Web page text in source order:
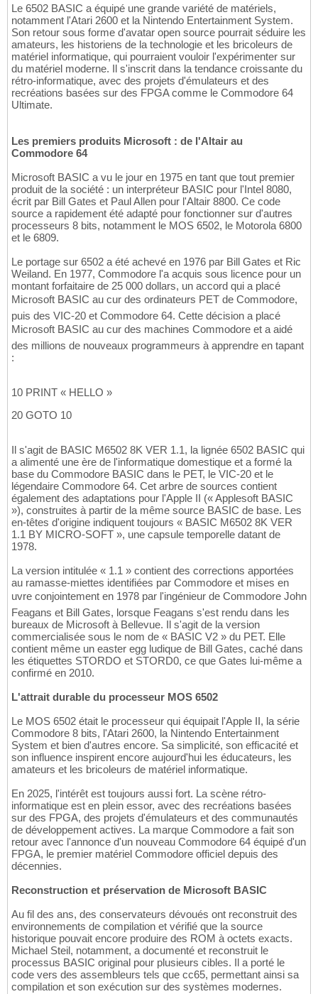
Le 6502 BASIC a équipé une grande variété de matériels,
notamment l'Atari 2600 et la Nintendo Entertainment System.
Son retour sous forme d'avatar open source pourrait séduire les
amateurs, les historiens de la technologie et les bricoleurs de
matériel informatique, qui pourraient vouloir l'expérimenter sur
du matériel moderne. Il s'inscrit dans la tendance croissante du
rétro-informatique, avec des projets d'émulateurs et des
recréations basées sur des FPGA comme le Commodore 64
Ultimate.
Les premiers produits Microsoft : de l'Altair au
Commodore 64
Microsoft BASIC a vu le jour en 1975 en tant que tout premier
produit de la société : un interpréteur BASIC pour l'Intel 8080,
écrit par Bill Gates et Paul Allen pour l'Altair 8800. Ce code
source a rapidement été adapté pour fonctionner sur d'autres
processeurs 8 bits, notamment le MOS 6502, le Motorola 6800
et le 6809.
Le portage sur 6502 a été achevé en 1976 par Bill Gates et Ric
Weiland. En 1977, Commodore l'a acquis sous licence pour un
montant forfaitaire de 25 000 dollars, un accord qui a placé
Microsoft BASIC au cur des ordinateurs PET de Commodore,
puis des VIC-20 et Commodore 64. Cette décision a placé
Microsoft BASIC au cur des machines Commodore et a aidé
des millions de nouveaux programmeurs à apprendre en tapant
:
10 PRINT « HELLO »
20 GOTO 10
Il s'agit de BASIC M6502 8K VER 1.1, la lignée 6502 BASIC qui
a alimenté une ère de l'informatique domestique et a formé la
base du Commodore BASIC dans le PET, le VIC-20 et le
légendaire Commodore 64. Cet arbre de sources contient
également des adaptations pour l'Apple II (« Applesoft BASIC
»), construites à partir de la même source BASIC de base. Les
en-têtes d'origine indiquent toujours « BASIC M6502 8K VER
1.1 BY MICRO-SOFT », une capsule temporelle datant de
1978.
La version intitulée « 1.1 » contient des corrections apportées
au ramasse-miettes identifiées par Commodore et mises en
uvre conjointement en 1978 par l'ingénieur de Commodore John
Feagans et Bill Gates, lorsque Feagans s'est rendu dans les
bureaux de Microsoft à Bellevue. Il s'agit de la version
commercialisée sous le nom de « BASIC V2 » du PET. Elle
contient même un easter egg ludique de Bill Gates, caché dans
les étiquettes STORDO et STORD0, ce que Gates lui-même a
confirmé en 2010.
L'attrait durable du processeur MOS 6502
Le MOS 6502 était le processeur qui équipait l'Apple II, la série
Commodore 8 bits, l'Atari 2600, la Nintendo Entertainment
System et bien d'autres encore. Sa simplicité, son efficacité et
son influence inspirent encore aujourd'hui les éducateurs, les
amateurs et les bricoleurs de matériel informatique.
En 2025, l'intérêt est toujours aussi fort. La scène rétro-
informatique est en plein essor, avec des recréations basées
sur des FPGA, des projets d'émulateurs et des communautés
de développement actives. La marque Commodore a fait son
retour avec l'annonce d'un nouveau Commodore 64 équipé d'un
FPGA, le premier matériel Commodore officiel depuis des
décennies.
Reconstruction et préservation de Microsoft BASIC
Au fil des ans, des conservateurs dévoués ont reconstruit des
environnements de compilation et vérifié que la source
historique pouvait encore produire des ROM à octets exacts.
Michael Steil, notamment, a documenté et reconstruit le
processus BASIC original pour plusieurs cibles. Il a porté le
code vers des assembleurs tels que cc65, permettant ainsi sa
compilation et son exécution sur des systèmes modernes.